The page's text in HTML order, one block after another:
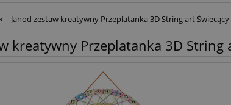
Janod zestaw kreatywny Przeplatanka 3D String art Świecący
kreatywny Przeplatanka 3D String